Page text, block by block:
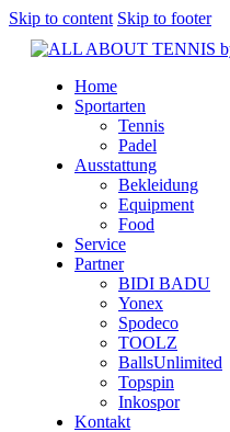
Skip to content Skip to footer
Home
Sportarten
Tennis
Padel
Ausstattung
Bekleidung
Equipment
Food
Service
Partner
BIDI BADU
Yonex
Spodeco
TOOLZ
BallsUnlimited
Topspin
Inkospor
Kontakt